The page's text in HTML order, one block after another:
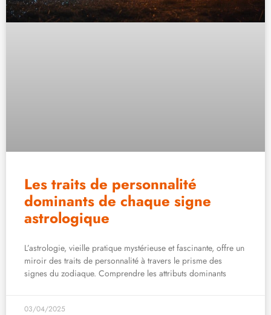
Les traits de personnalité
dominants de chaque signe
astrologique
L’astrologie, vieille pratique mystérieuse et fascinante, offre un
miroir des traits de personnalité à travers le prisme des
signes du zodiaque. Comprendre les attributs dominants
03/04/2025